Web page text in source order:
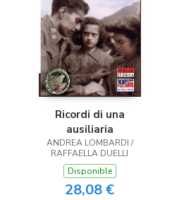
Ricordi di una
ausiliaria
ANDREA LOMBARDI /
RAFFAELLA DUELLI
Disponible
28,08 €